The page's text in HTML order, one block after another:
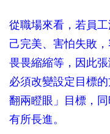
從職場來看，若員
己完美、害怕失敗
畏畏縮縮等，因此
必須改變設定目標
翻兩瞪眼」目標，
有所長進。